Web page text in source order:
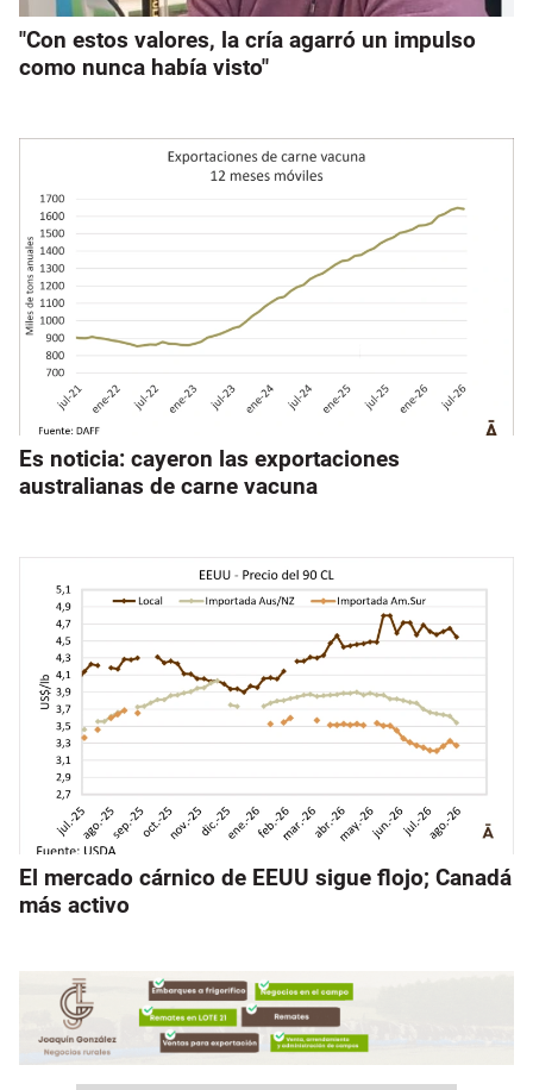
"Con estos valores, la cría agarró un impulso
como nunca había visto"
Es noticia: cayeron las exportaciones
australianas de carne vacuna
El mercado cárnico de EEUU sigue flojo; Canadá
más activo